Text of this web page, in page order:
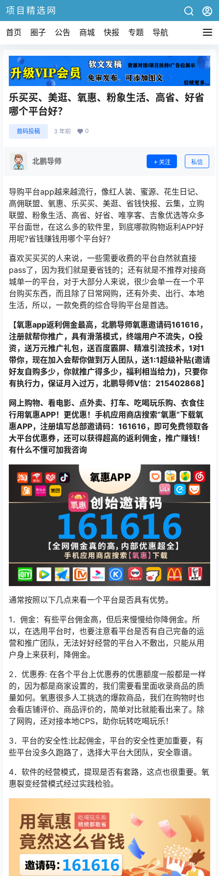
项目精选网
首页 圈子 公告 商城 快报 专题 导航
乐买买、美逛、氧惠、粉象生活、高省、好省
哪个平台好？
首码投稿 3 年前 0
北鹏导师 关注 私信
导购平台app越来越流行，像红人装、蜜源、花生日记、
高佣联盟、氧惠、乐买买、美逛、省钱快报、云集，立购
联盟、粉象生活、高省、好省、唯享客、吉象优选等众多
平台面世，在这么多的软件里，到底哪款购物返利APP好
用呢?省钱赚钱用哪个平台好?
喜欢买买买的人来说，一些需要收费的平台自然就直接
pass了，因为我们就是要省钱的；还有就是不推荐对接商
城单一的平台，对于大部分人来说，很少会单一在一个平
台购买东西，而且除了日常网购，还有外卖、出行、本地
生活，所以，一款免费的综合导购平台是首选。
【氧惠app返利佣金最高，北鹏导师氧惠邀请码161616，
注册就帮你推广，具有滑落模式，终端用户不流失，O投
资，送万元推广礼包，送百度霸屏、精准引流技术，1对1
带你，现在加入会帮你做到万人团队，送1:1超级补贴(邀请
好友自购多少，你就推广得多少，福利相当给力)，只要你
有执行力，保证月入过万，北鹏导师V信：215402868】
网上购物、看电影、点外卖、打车、吃喝玩乐购、衣食住
行用氧惠APP！更优惠！手机应用商店搜索“氧惠”下载氧
惠APP，注册填写总部邀请码：161616，即可免费领取各
大平台优惠券，还可以获得超高的返利佣金，推广赚钱！
有什么不懂可加我咨询
通常按照以下几点来看一个平台是否具有优势。
1．佣金：有些平台佣金高，但后来慢慢给你降佣金。所
以，在选用平台时，也要注意看平台是否有自己完备的运
营和推广团队，无法好好经营的平台入不敷出，只能从用
户身上来获利，降佣金。
2．优惠券: 在各个平台上优惠券的优惠额度一般都是一样
的，因为都是商家设置的，我们需要看里面收录商品的质
量如何。氧惠很多人工挑选的爆款商品，我们在购物时也
会看店铺评价、商品评价的，简单对比就能看出来了。除
了网购，还对接本地CPS，助你玩转吃喝玩乐！
3．平台的安全性:比起佣金，平台的安全性更加重要，有
些平台没多久跑路了，选择大平台大团队，安全靠谱。
4．软件的经营模式，提现是否有套路，这点也很重要。氧
惠裂变经营模式经过实践检验。